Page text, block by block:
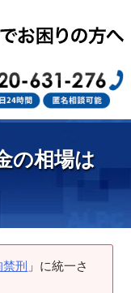
の相場は
禁刑 」に統一さ